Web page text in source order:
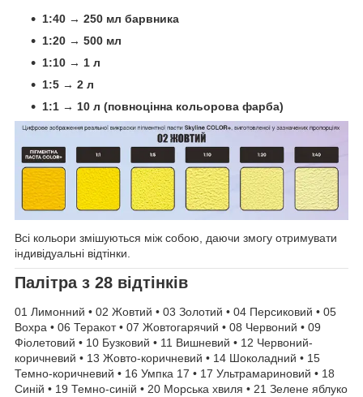
1:40 → 250 мл барвника
1:20 → 500 мл
1:10 → 1 л
1:5 → 2 л
1:1 → 10 л (повноцінна кольорова фарба)
Всі кольори змішуються між собою, даючи змогу отримувати
індивідуальні відтінки.
Палітра з 28 відтінків
01 Лимонний • 02 Жовтий • 03 Золотий • 04 Персиковий • 05
Вохра • 06 Теракот • 07 Жовтогарячий • 08 Червоний • 09
Фіолетовий • 10 Бузковий • 11 Вишневий • 12 Червоний-
коричневий • 13 Жовто-коричневий • 14 Шоколадний • 15
Темно-коричневий • 16 Умпка 17 • 17 Ультрамариновий • 18
Синій • 19 Темно-синій • 20 Морська хвиля • 21 Зелене яблуко